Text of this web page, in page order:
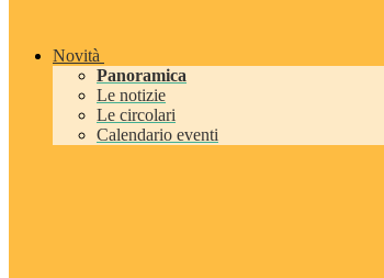
Novità
Panoramica
Le notizie
Le circolari
Calendario eventi